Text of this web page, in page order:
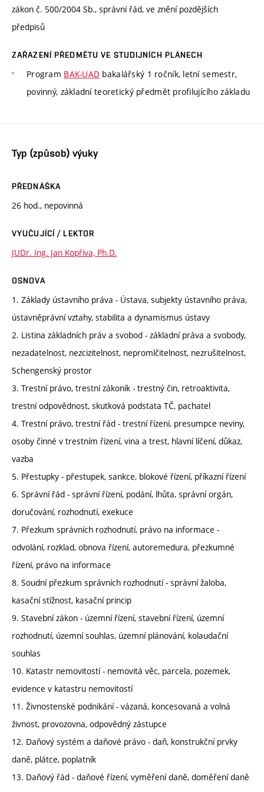
zákon č. 500/2004 Sb., správní řád, ve znění pozdějších
předpisů
ZAŘAZENÍ PŘEDMĚTU VE STUDIJNÍCH PLÁNECH
Program BAK-UAD bakalářský 1 ročník, letní semestr,
povinný, základní teoretický předmět profilujícího základu
Typ (způsob) výuky
PŘEDNÁŠKA
26 hod., nepovinná
VYUČUJÍCÍ / LEKTOR
JUDr. Ing. Jan Kopřiva, Ph.D.
OSNOVA
1. Základy ústavního práva - Ústava, subjekty ústavního práva,
ústavněprávní vztahy, stabilita a dynamismus ústavy
2. Listina základních práv a svobod - základní práva a svobody,
nezadatelnost, nezcizitelnost, nepromlčitelnost, nezrušitelnost,
Schengenský prostor
3. Trestní právo, trestní zákoník - trestný čin, retroaktivita,
trestní odpovědnost, skutková podstata TČ, pachatel
4. Trestní právo, trestní řád - trestní řízení, presumpce neviny,
osoby činné v trestním řízení, vina a trest, hlavní líčení, důkaz,
vazba
5. Přestupky - přestupek, sankce, blokové řízení, příkazní řízení
6. Správní řád - správní řízení, podání, lhůta, správní orgán,
doručování, rozhodnutí, exekuce
7. Přezkum správních rozhodnutí, právo na informace -
odvolání, rozklad, obnova řízení, autoremedura, přezkumné
řízení, právo na informace
8. Soudní přezkum správních rozhodnutí - správní žaloba,
kasační stížnost, kasační princip
9. Stavební zákon - územní řízení, stavební řízení, územní
rozhodnutí, územní souhlas, územní plánování, kolaudační
souhlas
10. Katastr nemovitostí - nemovitá věc, parcela, pozemek,
evidence v katastru nemovitostí
11. Živnostenské podnikání - vázaná, koncesovaná a volná
živnost, provozovna, odpovědný zástupce
12. Daňový systém a daňové právo - daň, konstrukční prvky
daně, plátce, poplatník
13. Daňový řád - daňové řízení, vyměření daně, doměření daně